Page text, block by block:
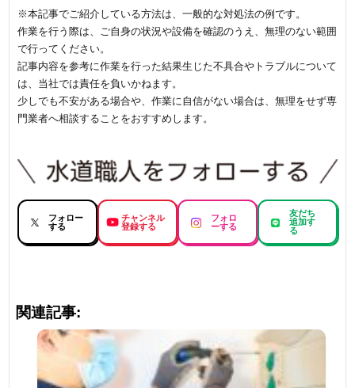
※本記事でご紹介している方法は、一般的な対処法の例です。
作業を行う際は、ご自身の状況や設備を確認のうえ、無理のない範囲
で行ってください。
記事内容を参考に作業を行った結果生じた不具合やトラブルについて
は、当社では責任を負いかねます。
少しでも不安がある場合や、作業に自信がない場合は、無理をせず専
門業者へ相談することをおすすめします。
フォロー
する
チャンネル
登録する
フォロ
ーする
友だち
追加す
る
関連記事: